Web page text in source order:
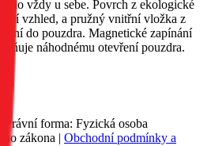
ho vždy u sebe. Povrch z ekologické
vzhled, a pružný vnitřní vložka z
do pouzdra. Magnetické zapínání
náhodnému otevření pouzdra.
forma: Fyzická osoba
zákona | Obchodní podmínky a